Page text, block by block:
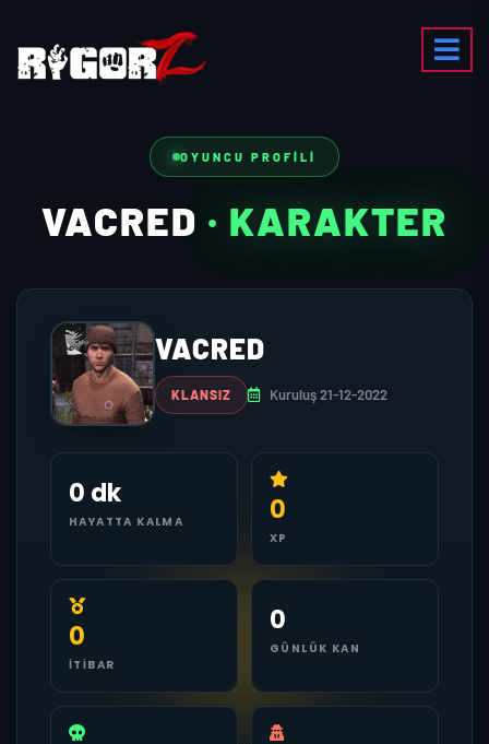
OYUNCU PROFILI
VACRED · KARAKTER
VACRED
KLANSIZ Kuruluş 21-12-2022
0 dk
HAYATTA KALMA 0
XP
0
İTIBAR
0
GÜNLÜK KAN